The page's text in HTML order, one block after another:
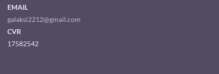
EMAIL
galaksi2212@gmail.com
CVR
17582542